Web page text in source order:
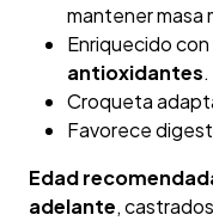
mantener masa
Enriquecido con
antioxidantes.
Croqueta
Favorece
Edad
adelante,